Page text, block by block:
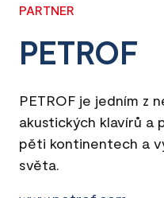
PARTNER
PETROF
PETROF je jedním z
akustických klavírů a
pěti kontinentech a
světa.